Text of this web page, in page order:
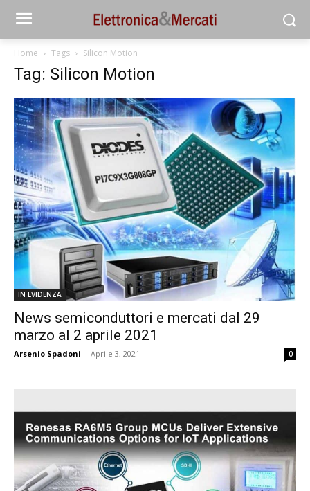
Home Tags Silicon Motion
Tag: Silicon Motion
IN EVIDENZA
News semiconduttori e mercati dal 29
marzo al 2 aprile 2021
Arsenio Spadoni - Aprile 3, 2021 0